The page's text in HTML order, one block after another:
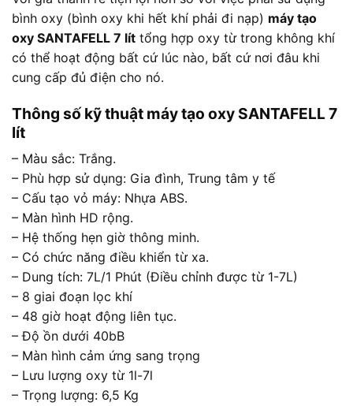
bình oxy (bình oxy khi hết khí phải đi nạp) máy tạo
oxy SANTAFELL 7 lít tổng hợp oxy từ trong không khí
có thể hoạt động bất cứ lúc nào, bất cứ nơi đâu khi
cung cấp đủ điện cho nó.
Thông số kỹ thuật máy tạo oxy SANTAFELL 7
lít
– Màu sắc: Trắng.
– Phù hợp sử dụng: Gia đình, Trung tâm y tế
– Cấu tạo vỏ máy: Nhựa ABS.
– Màn hình HD rộng.
– Hệ thống hẹn giờ thông minh.
– Có chức năng điều khiển từ xa.
– Dung tích: 7L/1 Phút (Điều chỉnh được từ 1-7L)
– 8 giai đoạn lọc khí
– 48 giờ hoạt động liên tục.
– Độ ồn dưới 40bB
– Màn hình cảm ứng sang trọng
– Lưu lượng oxy từ 1l-7l
– Trọng lượng: 6,5 Kg